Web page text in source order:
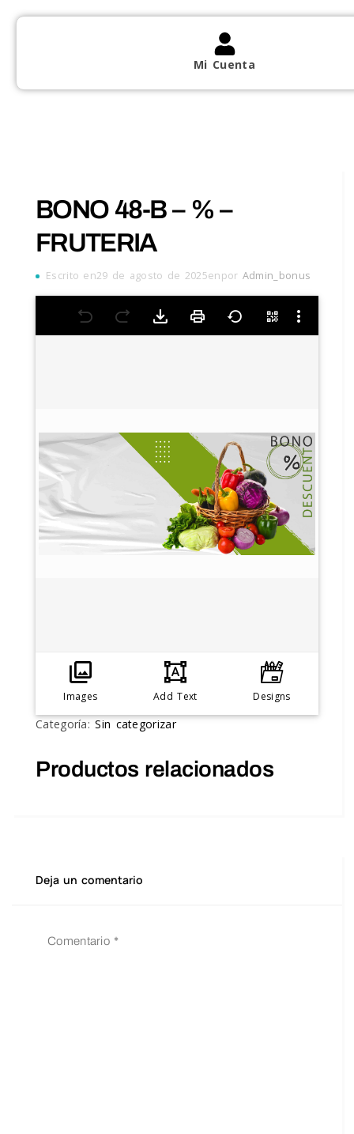
Mi Cuenta
BONO 48-B – % –
FRUTERIA
Escrito en29 de agosto de 2025enpor Admin_bonus
Images Add Text Designs
Categoría:Sin categorizar
Productos relacionados
Deja un comentario